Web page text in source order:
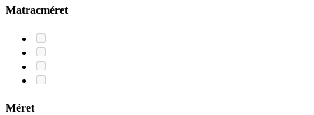
Matracméret
Méret